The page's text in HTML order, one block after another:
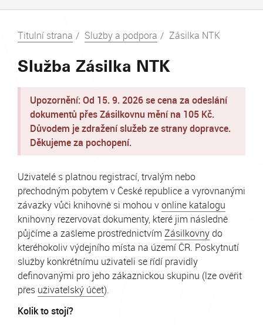
Titulní strana Služby a podpora Zásilka NTK
Služba Zásilka NTK
Upozornění: Od 15. 9. 2026 se cena za odeslání
dokumentů přes Zásilkovnu mění na 105 Kč.
Důvodem je zdražení služeb ze strany dopravce.
Děkujeme za pochopení.
Uživatelé s platnou registrací, trvalým nebo
přechodným pobytem v České republice a vyrovnanými
závazky vůči knihovně si mohou vonline katalogu
knihovny rezervovat dokumenty, které jim následně
půjčíme a zašleme prostřednictvím Zásilkovnydo
kteréhokoliv výdejního místa na území ČR. Poskytnutí
služby konkrétnímu uživateli se řídí pravidly
definovanými pro jeho zákaznickou skupinu (lze ověřit
přes uživatelský účet).
Kolik to stojí?